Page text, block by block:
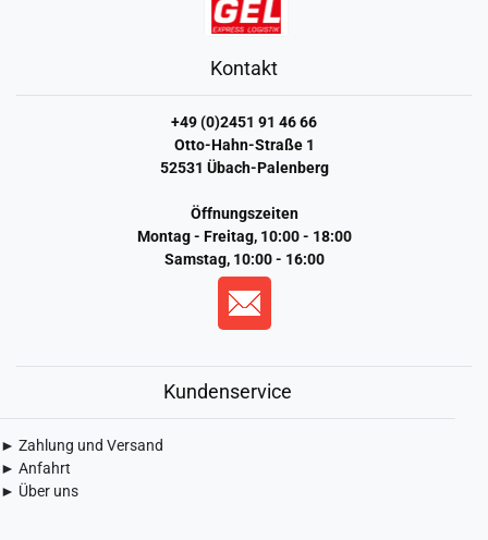
Kontakt
+49 (0)2451 91 46 66
Otto-Hahn-Straße 1
52531 Übach-Palenberg
Öffnungszeiten
Montag - Freitag, 10:00 - 18:00
Samstag, 10:00 - 16:00
Kundenservice
► Zahlung und Versand
► Anfahrt
► Über uns